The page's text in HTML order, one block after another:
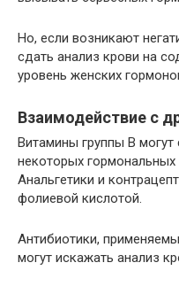
Но, если возникают
сдать анализ крови на
уровень женских
Взаимодействие с
Витамины группы В
некоторых гормональных
Анальгетики и
фолиевой кислотой.
Антибиотики,
могут искажать анализ